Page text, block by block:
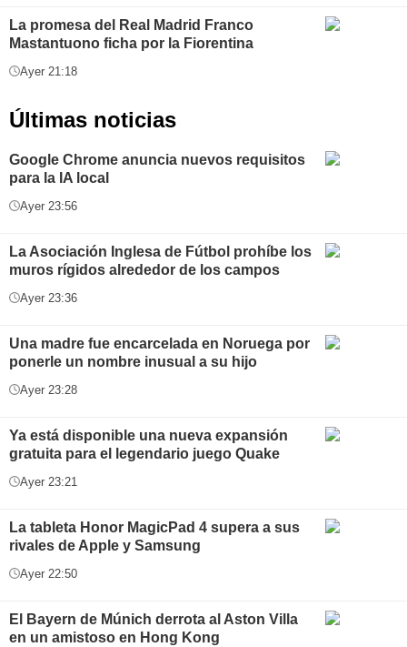
La promesa del Real Madrid Franco
Mastantuono ficha por la Fiorentina
Ayer 21:18
Últimas noticias
Google Chrome anuncia nuevos requisitos
para la IA local
Ayer 23:56
La Asociación Inglesa de Fútbol prohíbe los
muros rígidos alrededor de los campos
Ayer 23:36
Una madre fue encarcelada en Noruega por
ponerle un nombre inusual a su hijo
Ayer 23:28
Ya está disponible una nueva expansión
gratuita para el legendario juego Quake
Ayer 23:21
La tableta Honor MagicPad 4 supera a sus
rivales de Apple y Samsung
Ayer 22:50
El Bayern de Múnich derrota al Aston Villa
en un amistoso en Hong Kong